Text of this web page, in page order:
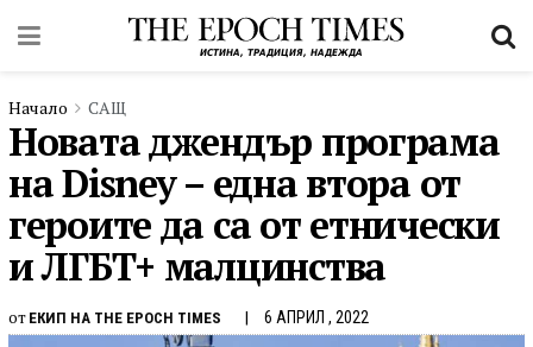
Начало САЩ
Новата джендър програма
на Disney – една втора от
героите да са от етнически
и ЛГБТ+ малцинства
от ЕКИП НА THE EPOCH TIMES 6 АПРИЛ , 2022